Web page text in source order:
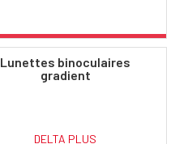
Lunettes binoculaires
gradient
DELTA PLUS